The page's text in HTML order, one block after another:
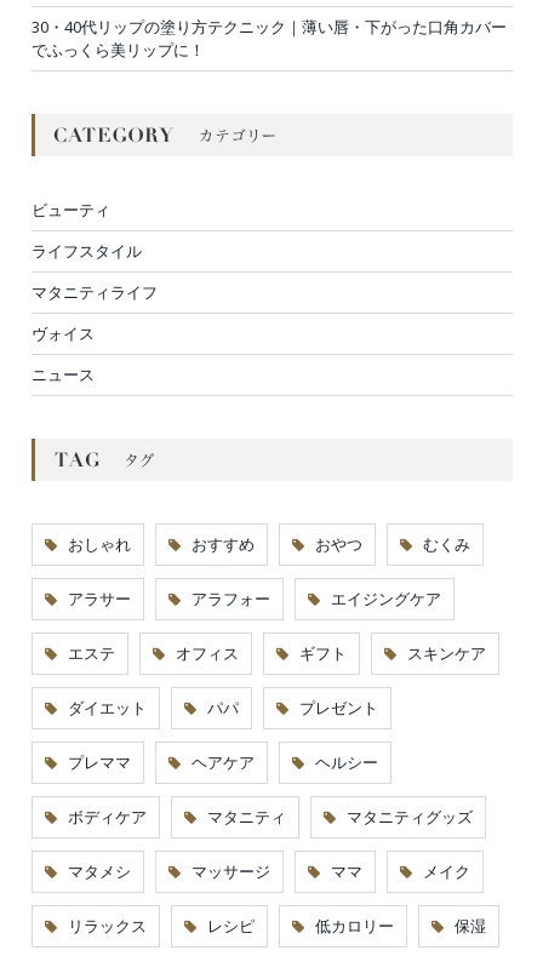
30・40代リップの塗り方テクニック｜薄い唇・下がった口角カバー
でふっくら美リップに！
ビューティ
ライフスタイル
マタニティライフ
ヴォイス
ニュース
おしゃれ おすすめ おやつ むくみ
アラサー アラフォー エイジングケア
エステ オフィス ギフト スキンケア
ダイエット パパ プレゼント
プレママ ヘアケア ヘルシー
ボディケア マタニティ マタニティグッズ
マタメシ マッサージ ママ メイク
リラックス レシピ 低カロリー 保湿